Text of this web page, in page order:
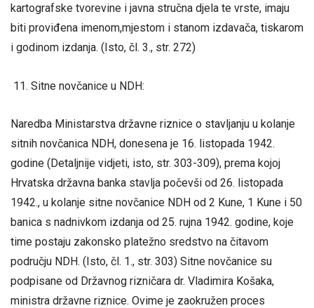
kartografske tvorevine i javna stručna djela te vrste, imaju
biti proviđena imenom,mjestom i stanom izdavača, tiskarom
i godinom izdanja. (Isto, čl. 3., str. 272)
Sitne novčanice u NDH:
Naredba Ministarstva državne riznice o stavljanju u kolanje
sitnih novčanica NDH, donesena je 16. listopada 1942.
godine (Detaljnije vidjeti, isto, str. 303-309), prema kojoj
Hrvatska državna banka stavlja počevši od 26. listopada
1942., u kolanje sitne novčanice NDH od 2 Kune, 1 Kune i 50
banica s nadnivkom izdanja od 25. rujna 1942. godine, koje
time postaju zakonsko platežno sredstvo na čitavom
području NDH. (Isto, čl. 1., str. 303) Sitne novčanice su
podpisane od Državnog rizničara dr. Vladimira Košaka,
ministra državne riznice. Ovime je zaokružen proces